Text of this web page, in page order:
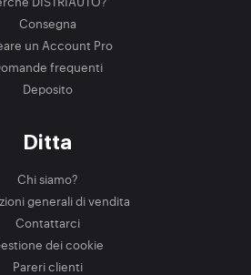
Consegna
un Account Pro
frequenti
Deposito
Ditta
Chi siamo?
generali di vendita
Contattarci
dei cookie
Pareri clienti